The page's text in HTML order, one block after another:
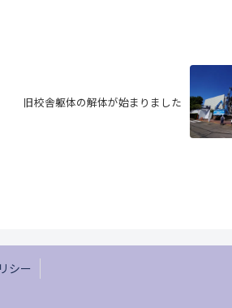
旧校舎躯体の解体が始まりました
シー